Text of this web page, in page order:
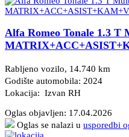
Alfa Romeo Tonale 1.3
Rabljeno vozilo, 14.740 km
Godište automobila: 2024
Lokacija: Izvan RH
Oglas objavljen: 17.04.2026
Oglas se nalazi u usporedbi